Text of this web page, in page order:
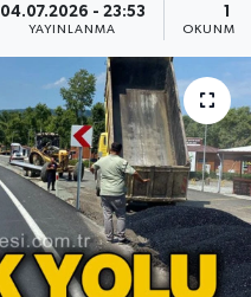
04.07.2026 - 23:53
YAYINLANMA
1
OKUNMA